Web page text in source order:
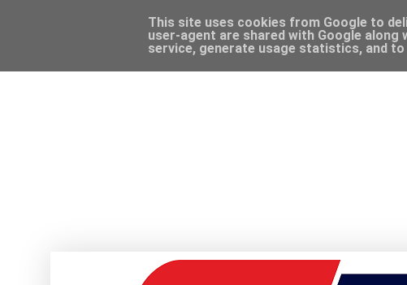
This site uses cookies from Google to
user-agent are shared with Google
service, generate usage statistics, and